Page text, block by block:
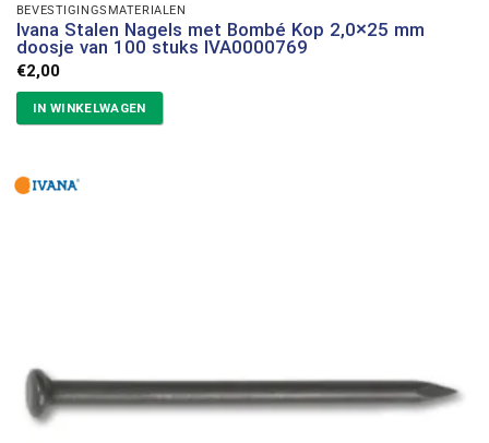
BEVESTIGINGSMATERIALEN
Ivana Stalen Nagels met Bombé Kop 2,0×25 mm
doosje van 100 stuks IVA0000769
€2,00
IN WINKELWAGEN